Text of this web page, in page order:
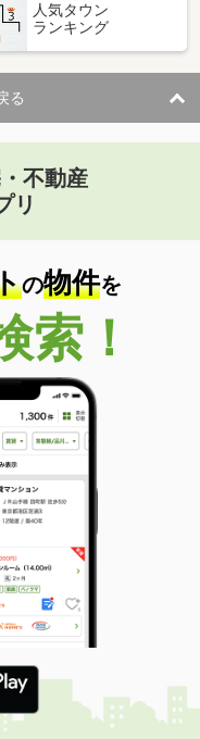
人気タウン
ランキング
る
不動産
リ
の物件を
索！